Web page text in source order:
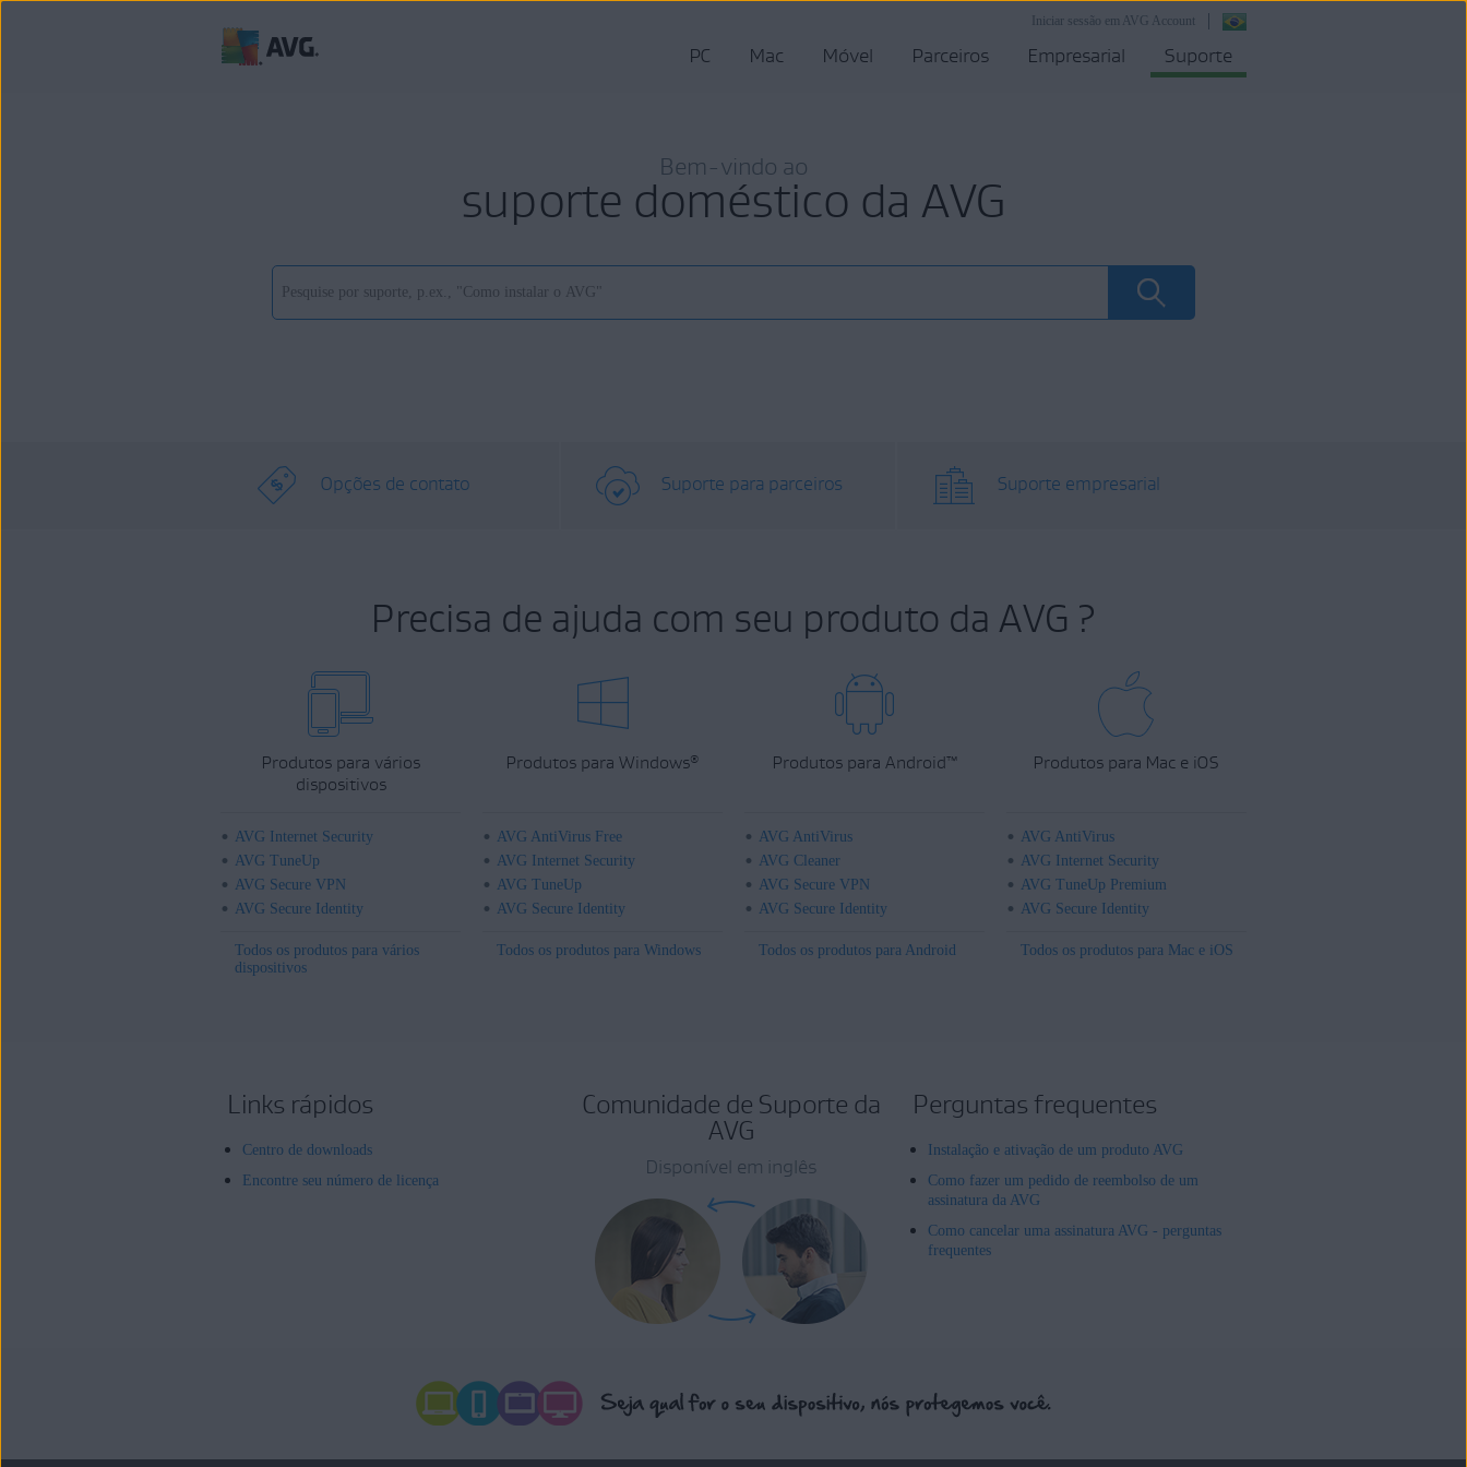
Iniciar sessão em AVG Account
PC Mac Móvel Parceiros Empresarial Suporte
Bem-vindo ao
suporte doméstico da AVG
Opções de contato Suporte para parceiros Suporte empresarial
Precisa de ajuda com seu produto da AVG ?
Produtos para vários
dispositivos
AVG Internet Security
AVG TuneUp
AVG Secure VPN
AVG Secure Identity
Todos os produtos para vários
dispositivos
Produtos para Windows®
AVG AntiVirus Free
AVG Internet Security
AVG TuneUp
AVG Secure Identity
Todos os produtos para Windows
Produtos para Android™
AVG AntiVirus
AVG Cleaner
AVG Secure VPN
AVG Secure Identity
Todos os produtos para Android
Produtos para Mac e iOS
AVG AntiVirus
AVG Internet Security
AVG TuneUp Premium
AVG Secure Identity
Todos os produtos para Mac e iOS
Links rápidos
Centro de downloads
Encontre seu número de licença
Comunidade de Suporte da
AVG
Disponível em inglês
Perguntas frequentes
Instalação e ativação de um produto AVG
Como fazer um pedido de reembolso de um
assinatura da AVG
Como cancelar uma assinatura AVG - perguntas
frequentes